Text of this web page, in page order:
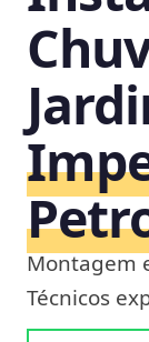
Montagem
Técnicos